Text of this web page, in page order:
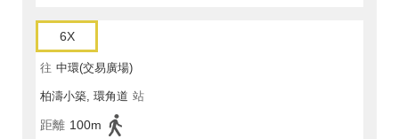
6X
往 中環(交易廣場)
柏濤小築, 環角道 站
距離 100m